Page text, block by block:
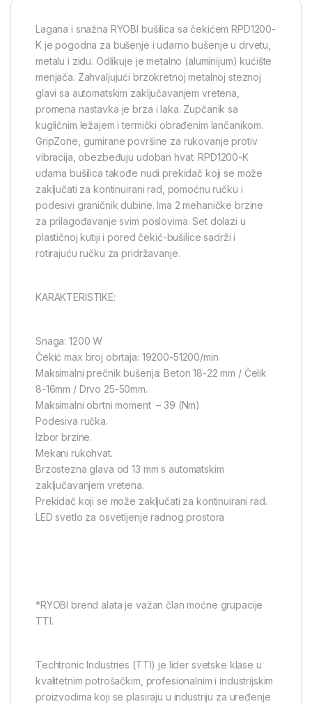
Lagana i snažna RYOBI bušilica sa čekićem RPD1200-
K je pogodna za bušenje i udarno bušenje u drvetu,
metalu i zidu. Odlikuje je metalno (aluminijum) kućište
menjača. Zahvaljujući brzokretnoj metalnoj steznoj
glavi sa automatskim zaključavanjem vretena,
promena nastavka je brza i laka. Zupčanik sa
kugličnim ležajem i termički obrađenim lančanikom.
GripZone, gumirane površine za rukovanje protiv
vibracija, obezbeđuju udoban hvat. RPD1200-K
udarna bušilica takođe nudi prekidač koji se može
zaključati za kontinuirani rad, pomoćnu ručku i
podesivi graničnik dubine. Ima 2 mehaničke brzine
za prilagođavanje svim poslovima. Set dolazi u
plastičnoj kutiji i pored čekić-bušilice sadrži i
rotirajuću ručku za pridržavanje.
KARAKTERISTIKE:
Snaga: 1200 W
Čekić max broj obrtaja: 19200-51200/min
Maksimalni prečnik bušenja: Beton 18-22 mm / Čelik
8-16mm / Drvo 25-50mm.
Maksimalni obrtni moment – 39 (Nm)
Podesiva ručka.
Izbor brzine.
Mekani rukohvat.
Brzostezna glava od 13 mm s automatskim
zaključavanjem vretena.
Prekidač koji se može zaključati za kontinuirani rad.
LED svetlo za osvetljenje radnog prostora
*RYOBI brend alata je važan član moćne grupacije
TTI.
Techtronic Industries (TTI) je lider svetske klase u
kvalitetnim potrošačkim, profesionalnim i industrijskim
proizvodima koji se plasiraju u industriju za uređenje